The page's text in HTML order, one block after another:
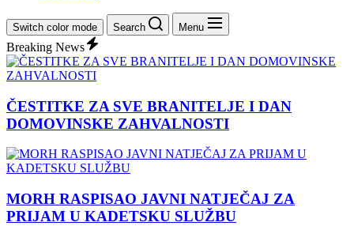
Switch color mode Search Menu
Breaking News
ČESTITKE ZA SVE BRANITELJE I DAN
DOMOVINSKE ZAHVALNOSTI
MORH RASPISAO JAVNI NATJEČAJ ZA
PRIJAM U KADETSKU SLUŽBU